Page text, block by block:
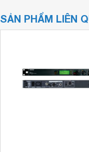
SẢN PHẨM LIÊN